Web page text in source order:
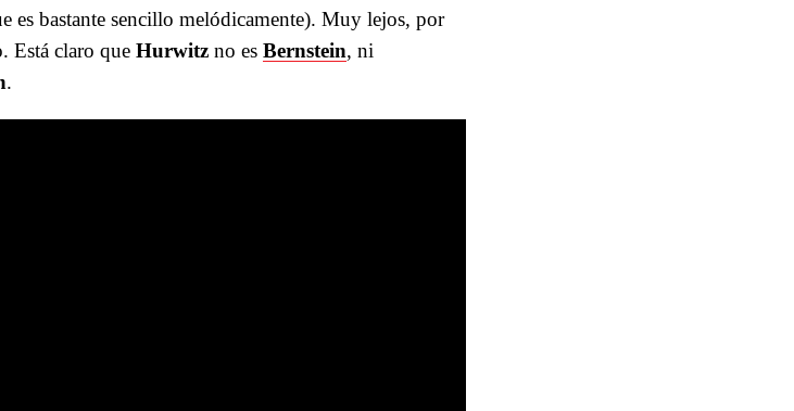
es bastante sencillo melódicamente). Muy lejos, por
Está claro que Hurwitz no es Bernstein, ni
.